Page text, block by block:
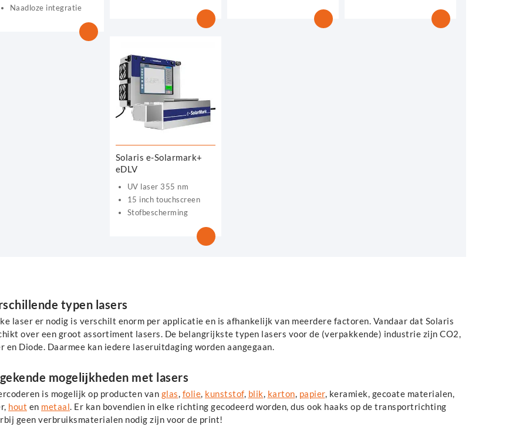
Naadloze integratie
Solaris e-Solarmark+
eDLV
UV laser 355 nm
15 inch touchscreen
Stofbescherming
typen lasers
laser er nodig is verschilt enorm per applicatie en is afhankelijk van meerdere factoren. Vandaar dat Solaris
over een groot assortiment lasers. De belangrijkste typen lasers voor de (verpakkende) industrie zijn CO2,
en Diode. Daarmee kan iedere laseruitdaging worden aangegaan.
mogelĳkheden met lasers
is mogelijk op producten van glas, folie, kunststof, blik, karton, papier, keramiek, gecoate materialen,
hout en metaal. Er kan bovendien in elke richting gecodeerd worden, dus ook haaks op de transportrichting
geen verbruiksmaterialen nodig zijn voor de print!